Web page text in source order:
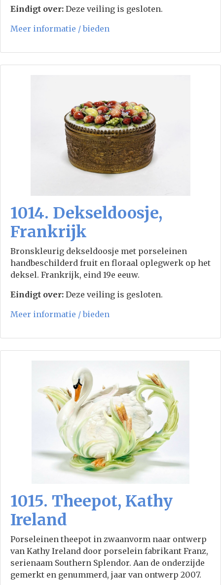
Eindigt over: Deze veiling is gesloten.
Meer informatie / bieden
1014. Dekseldoosje,
Frankrijk
Bronskleurig dekseldoosje met porseleinen
handbeschilderd fruit en floraal oplegwerk op het
deksel. Frankrijk, eind 19e eeuw.
Eindigt over: Deze veiling is gesloten.
Meer informatie / bieden
1015. Theepot, Kathy
Ireland
Porseleinen theepot in zwaanvorm naar ontwerp
van Kathy Ireland door porselein fabrikant Franz,
serienaam Southern Splendor. Aan de onderzijde
gemerkt en genummerd, jaar van ontwerp 2007.